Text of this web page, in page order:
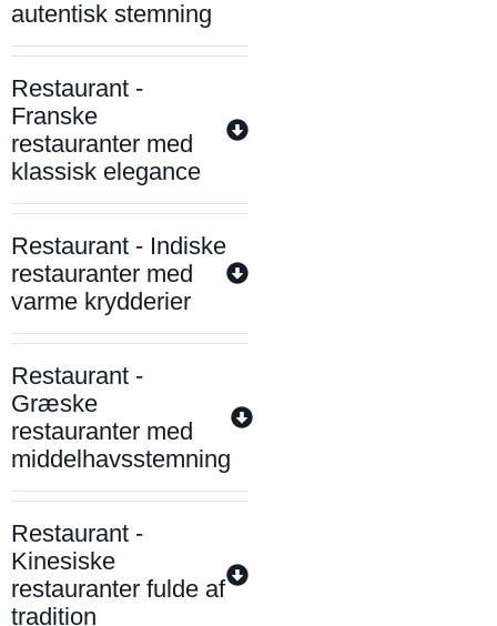
autentisk stemning
Restaurant -
Franske
restauranter med
klassisk elegance
Restaurant - Indiske
restauranter med
varme krydderier
Restaurant -
Græske
restauranter med
middelhavsstemning
Restaurant -
Kinesiske
restauranter fulde af
tradition